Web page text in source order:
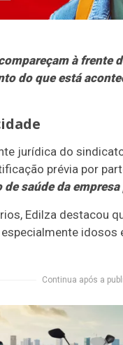
à
do que está
jurídica do
prévia por
saúde da
Edilza destacou
Continua após a